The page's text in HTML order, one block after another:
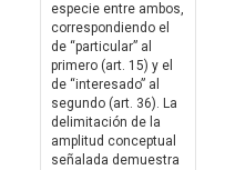
especie entre ambos,
correspondiendo el
de “particular” al
primero (art. 15) y el
de “interesado” al
segundo (art. 36). La
delimitación de la
amplitud conceptual
señalada demuestra